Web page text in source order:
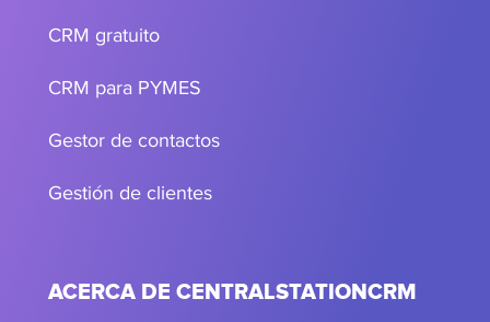
CRM gratuito
CRM para PYMES
Gestor de contactos
Gestión de clientes
ACERCA DE CENTRALSTATIONCRM